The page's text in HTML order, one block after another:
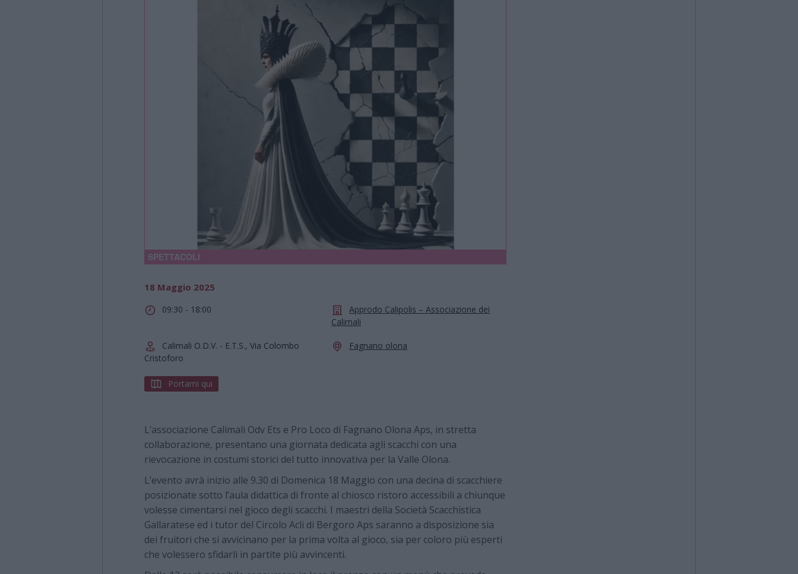
SPETTACOLI
18 Maggio 2025
09:30 - 18:00
Approdo Calipolis – Associazione dei
Calimali
Calimali O.D.V. - E.T.S., Via Colombo
Cristoforo
Fagnano olona
Portami qui
L’associazione Calimali Odv Ets e Pro Loco di Fagnano Olona Aps, in stretta
collaborazione, presentano una giornata dedicata agli scacchi con una
rievocazione in costumi storici del tutto innovativa per la Valle Olona.
L’evento avrà inizio alle 9.30 di Domenica 18 Maggio con una decina di scacchiere
posizionate sotto l’aula didattica di fronte al chiosco ristoro accessibili a chiunque
volesse cimentarsi nel gioco degli scacchi. I maestri della Società Scacchistica
Gallaratese ed i tutor del Circolo Acli di Bergoro Aps saranno a disposizione sia
dei fruitori che si avvicinano per la prima volta al gioco, sia per coloro più esperti
che volessero sfidarli in partite più avvincenti.